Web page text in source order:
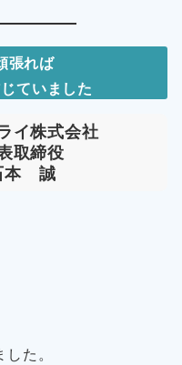
張れば
ていました
イ株式会社
取締役
本 誠
た。